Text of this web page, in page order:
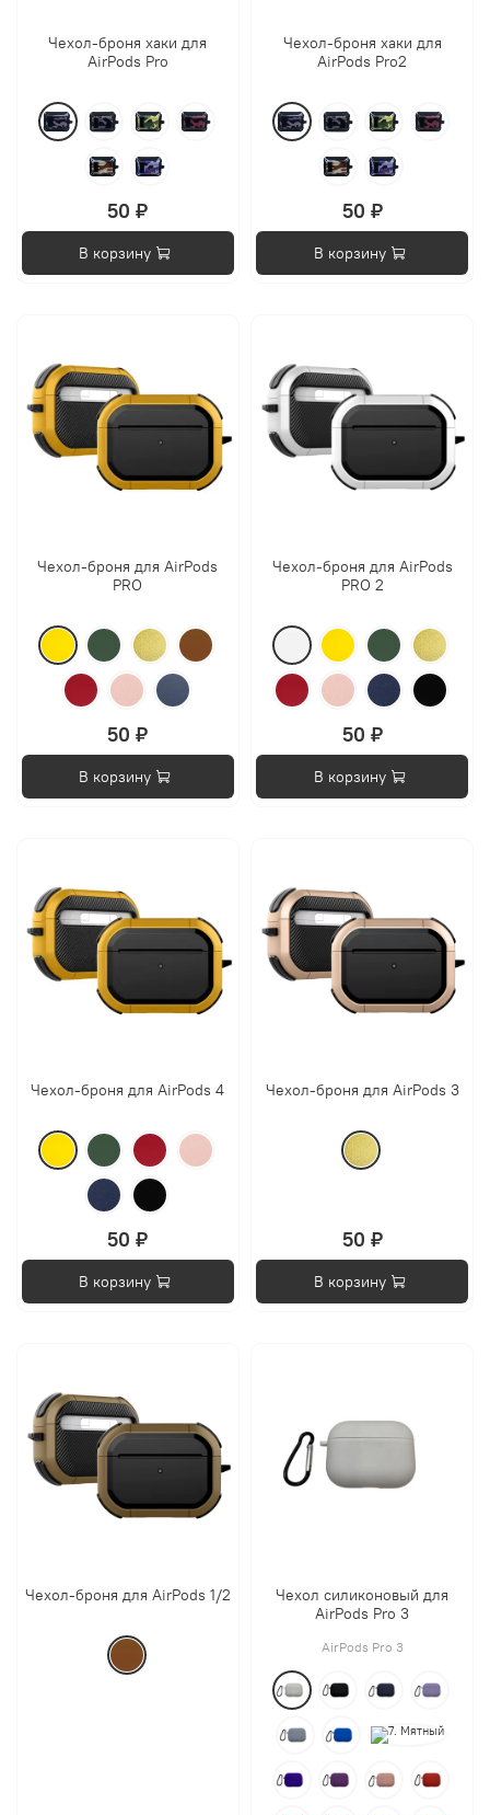
Чехол-броня хаки для
AirPods Pro
50 ₽
В корзину
Чехол-броня хаки для
AirPods Pro2
50 ₽
В корзину
Чехол-броня для AirPods
PRO
50 ₽
В корзину
Чехол-броня для AirPods
PRO 2
50 ₽
В корзину
Чехол-броня для AirPods 4
50 ₽
В корзину
Чехол-броня для AirPods 3
50 ₽
В корзину
Чехол-броня для AirPods 1/2
Чехол силиконовый для
AirPods Pro 3
AirPods Pro 3